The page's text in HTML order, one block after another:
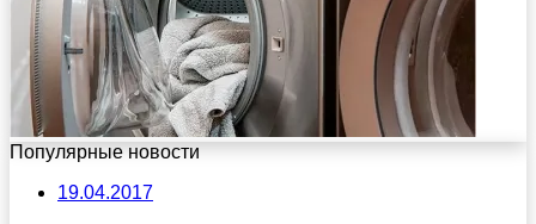
Популярные новости
19.04.2017